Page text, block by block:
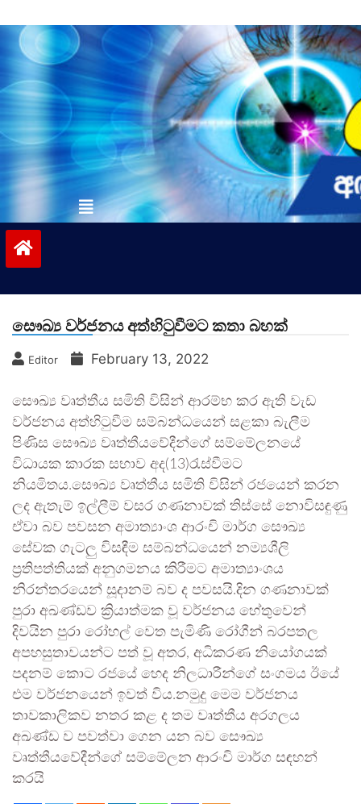
to
contentvinivida.lk
සෞඛ්‍ය වර්ජනය අත්හිටුවීමට කතා බහක්
Editor February 13, 2022
සෞඛ්‍ය වෘත්තීය සමිති විසින් ආරම්භ කර ඇති වැඩ
වර්ජනය අත්හිටුවීම සම්බන්ධයෙන් සළකා බැලීම
පිණිස සෞඛ්‍ය වෘත්තීයවේදීන්ගේ සම්මේලනයේ
විධායක කාරක සභාව අද(13)රැස්වීමට
නියමිතය.සෞඛ්‍ය වෘත්තීය සමිති විසින් රජයෙන් කරන
ලද ඇතැම් ඉල්ලීම් වසර ගණනාවක් තිස්සේ නොවිසඳුණු
ඒවා බව පවසන අමාත්‍යාංශ ආරංචි මාර්ග සෞඛ්‍ය
සේවක ගැටලු‍ විසඳීම සම්බන්ධයෙන් නම්‍යශීලි
ප්‍රතිපත්තියක් අනුගමනය කිරීමට අමාත්‍යාංශය
නිරන්තරයෙන් සූදානම් බව ද පවසයි.දින ගණනාවක්
පුරා අඛණ්ඩව ක්‍රියාත්මක වූ වර්ජනය හේතුවෙන්
දිවයින පුරා රෝහල් වෙත පැමිණි රෝගීන් බරපතල
අපහසුතාවයන්ට පත් වූ අතර, අධිකරණ නියෝගයක්
පදනම් කොට රජයේ හෙද නිලධාරීන්ගේ සංගමය ඊයේ
එම වර්ජනයෙන් ඉවත් විය.නමුදු මෙම වර්ජනය
තාවකාලිකව නතර කළ ද තම වෘත්තීය අරගලය
අඛණ්ඩ ව පවත්වා ගෙන යන බව සෞඛ්‍ය
වෘත්තීයවේදීන්ගේ සම්මේලන ආරංචි මාර්ග සඳහන්
කරයි